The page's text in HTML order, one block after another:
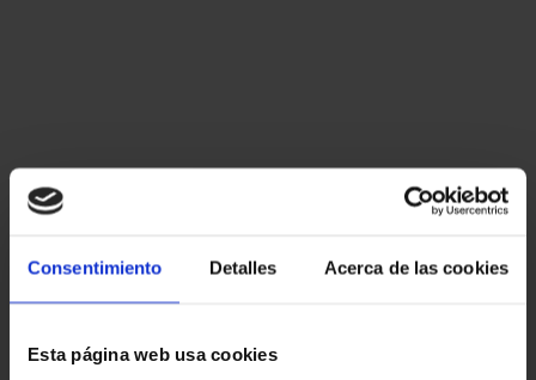
Consentimiento Detalles Acerca de las cookies
Esta página web usa cookies